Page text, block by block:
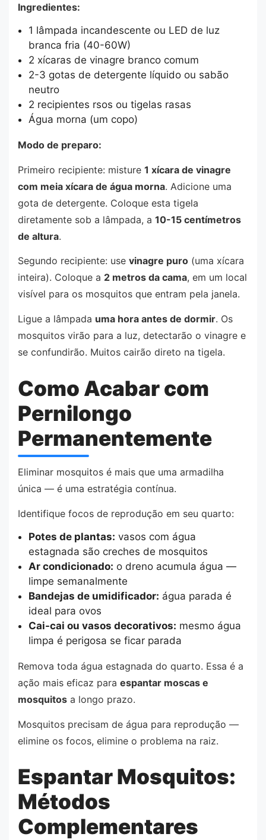
Ingredientes:
1 lâmpada incandescente ou LED de luz
branca fria (40-60W)
2 xícaras de vinagre branco comum
2-3 gotas de detergente líquido ou sabão
neutro
2 recipientes rsos ou tigelas rasas
Água morna (um copo)
Modo de preparo:
Primeiro recipiente: misture 1 xícara de vinagre
com meia xícara de água morna. Adicione uma
gota de detergente. Coloque esta tigela
diretamente sob a lâmpada, a 10-15 centímetros
de altura.
Segundo recipiente: use vinagre puro (uma xícara
inteira). Coloque a 2 metros da cama, em um local
visível para os mosquitos que entram pela janela.
Ligue a lâmpada uma hora antes de dormir. Os
mosquitos virão para a luz, detectarão o vinagre e
se confundirão. Muitos cairão direto na tigela.
Como Acabar com
Pernilongo
Permanentemente
Eliminar mosquitos é mais que uma armadilha
única — é uma estratégia contínua.
Identifique focos de reprodução em seu quarto:
Potes de plantas: vasos com água
estagnada são creches de mosquitos
Ar condicionado: o dreno acumula água —
limpe semanalmente
Bandejas de umidificador: água parada é
ideal para ovos
Cai-cai ou vasos decorativos: mesmo água
limpa é perigosa se ficar parada
Remova toda água estagnada do quarto. Essa é a
ação mais eficaz para espantar moscas e
mosquitos a longo prazo.
Mosquitos precisam de água para reprodução —
elimine os focos, elimine o problema na raiz.
Espantar Mosquitos:
Métodos
Complementares